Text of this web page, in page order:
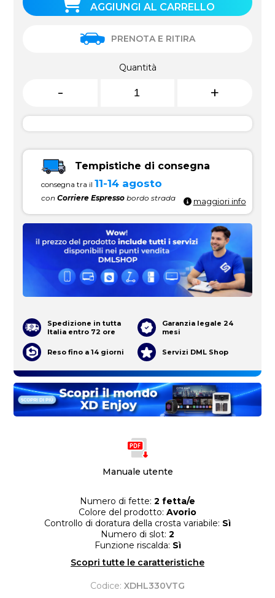
Manuale utente
Numero di fette: 2 fetta/e
Colore del prodotto: Avorio
Controllo di doratura della crosta variabile: Sì
Numero di slot: 2
Funzione riscalda: Sì
Scopri tutte le caratteristiche
Codice: XDHL330VTG
AGGIUNGI AL CARRELLO
PRENOTA E RITIRA
Quantità
- +
Tempistiche di consegna
consegna tra il 11-14 agosto
conCorriere Espresso bordo strada maggiori info
Spedizione in tutta
Italia entro 72 ore
Garanzia legale 24
mesi
Reso fino a 14 giorni Servizi DML Shop